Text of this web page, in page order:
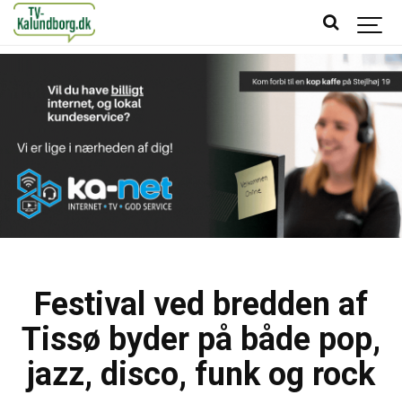
Festival ved bredden af
Tissø byder på både pop,
jazz, disco, funk og rock